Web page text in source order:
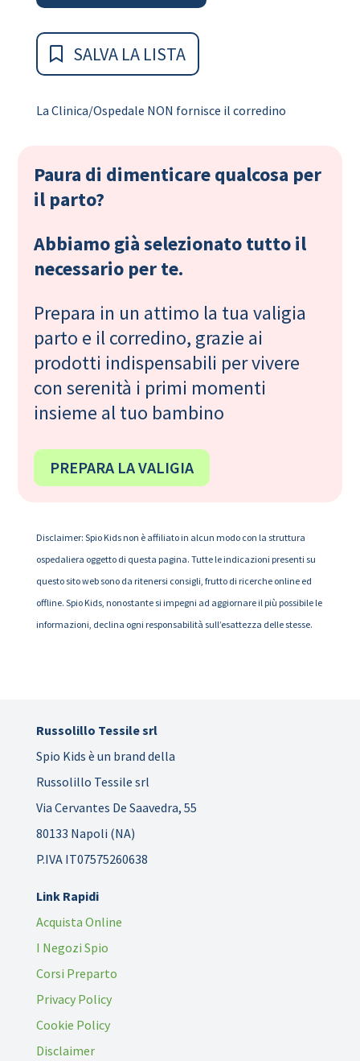
SALVA LA LISTA
La Clinica/Ospedale NON fornisce il corredino
Paura di dimenticare qualcosa per
il parto?
Abbiamo già selezionato tutto il
necessario per te.
Prepara in un attimo la tua valigia
parto e il corredino, grazie ai
prodotti indispensabili per vivere
con serenità i primi momenti
insieme al tuo bambino
PREPARA LA VALIGIA
Disclaimer: Spio Kids non è affiliato in alcun modo con la struttura
ospedaliera oggetto di questa pagina. Tutte le indicazioni presenti su
questo sito web sono da ritenersi consigli, frutto di ricerche online ed
offline. Spio Kids, nonostante si impegni ad aggiornare il più possibile le
informazioni, declina ogni responsabilità sull’esattezza delle stesse.
Russolillo Tessile srl
Spio Kids è un brand della
Russolillo Tessile srl
Via Cervantes De Saavedra, 55
80133 Napoli (NA)
P.IVA IT07575260638
Link Rapidi
Acquista Online
I Negozi Spio
Corsi Preparto
Privacy Policy
Cookie Policy
Disclaimer